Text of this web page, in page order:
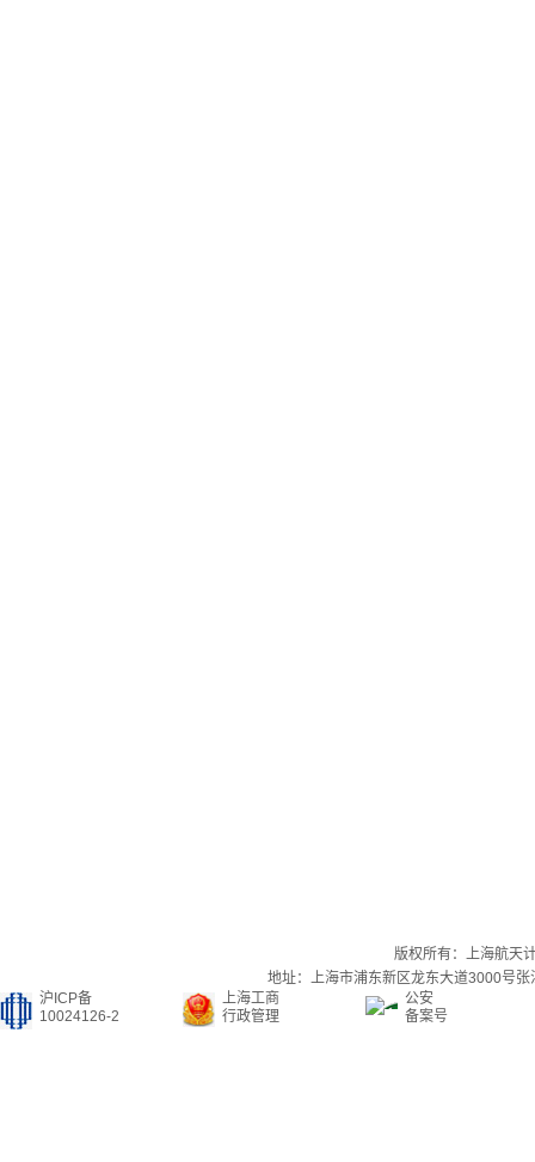
版权所有：上海航天
地址：上海市浦东新区龙东大道3000号
沪ICP备
10024126-2
上海工商
行政管理
公安
备案号